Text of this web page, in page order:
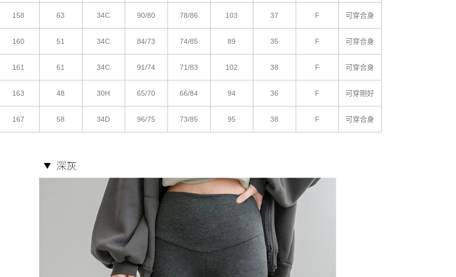
158 63 34C 90/80 78/86 103 37 F 可穿合身
160 51 34C 84/73 74/85 89 35 F 可穿合身
161 61 34C 91/74 71/83 102 38 F 可穿合身
163 48 30H 65/70 66/84 94 36 F 可穿剛好
167 58 34D 96/75 73/85 95 38 F 可穿合身